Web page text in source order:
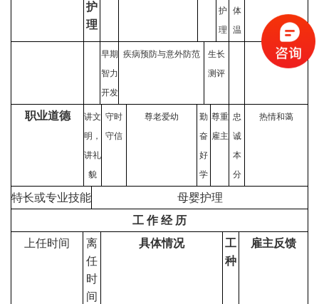
护
理
护
理
体
温
早期
智力
开发
疾病预防与意外防范
生长
测评
职业道德
讲文
明，
讲礼
貌
守时
守信
尊老爱幼
勤
奋
好
学
尊重
雇主
忠
诚
本
分
热情和蔼
特长或专业技能
母婴护理
工 作 经 历
上任时间
离
任
时
间
具体情况
工
种
雇主反馈